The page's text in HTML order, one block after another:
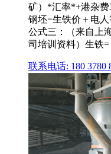
矿）*汇率*+港杂费
钢坯=生铁价＋电
公式三：（来自上
司培训资料）生铁=
联系电话: 180 3780